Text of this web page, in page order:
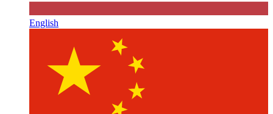
English